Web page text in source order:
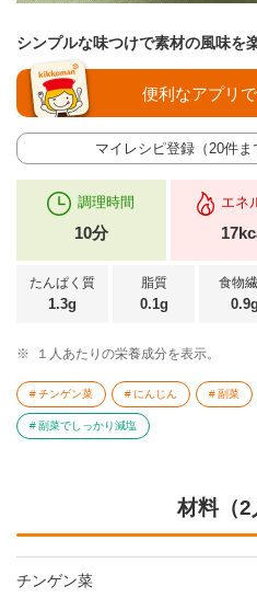
シンプルな味つけで素材の風味を
マイレシピ登録（20件ま
便利なアプリ
調理時間
10分
エネ
たんぱく質
1.3g
脂質
0.1g
食物
0.9g
※ １人あたりの栄養成分を表示。
チンゲン菜 にんじん 副菜
副菜でしっかり減塩
材料（2
チンゲン菜